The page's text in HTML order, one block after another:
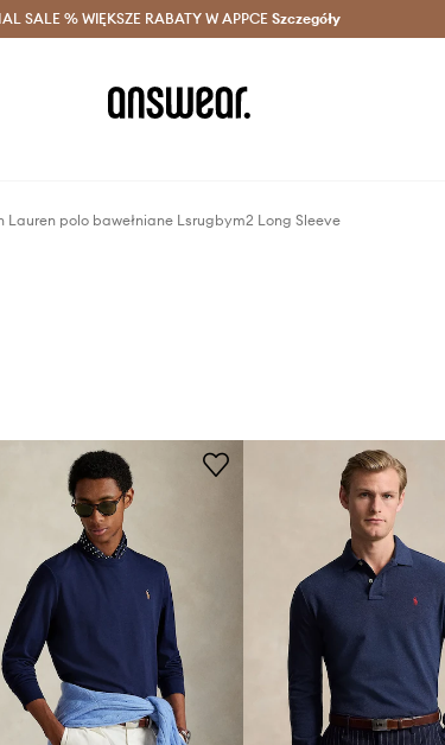
Club > Dostawa nawet w 24h >
SALE % WIĘKSZE RABATY W APPCESzczegóły
Lauren polo bawełniane Lsrugbym2 Long Sleeve